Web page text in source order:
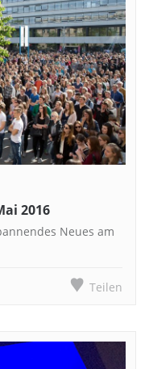
2016
Neues am
Teilen